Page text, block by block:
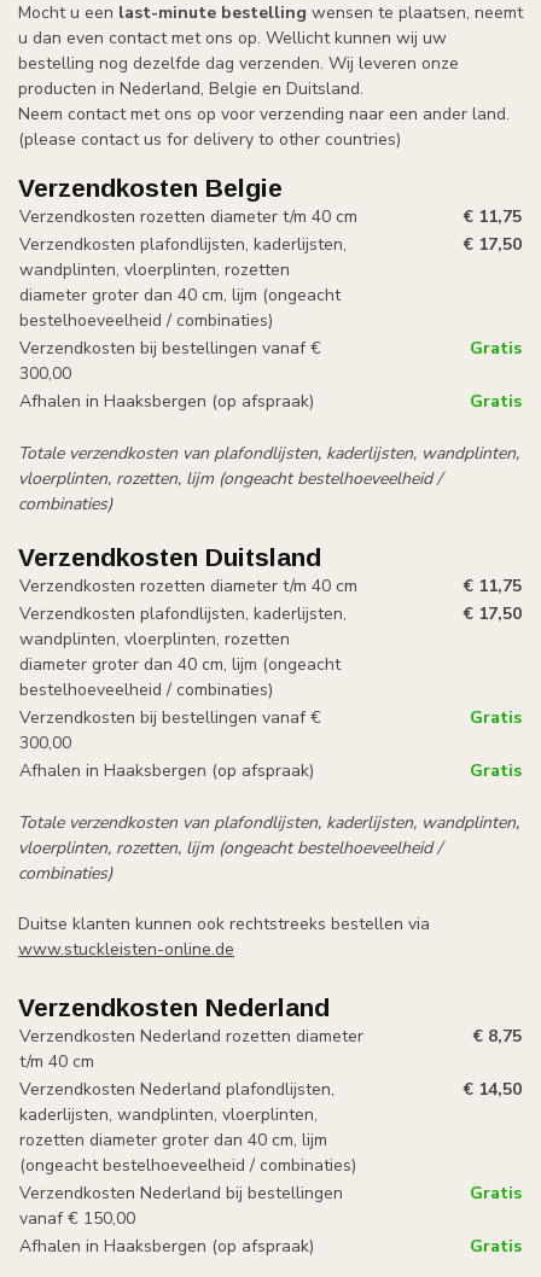
Mocht u een last-minute bestelling wensen te plaatsen, neemt
u dan even contact met ons op. Wellicht kunnen wij uw
bestelling nog dezelfde dag verzenden. Wij leveren onze
producten in Nederland, Belgie en Duitsland.
Neem contact met ons op voor verzending naar een ander land.
(please contact us for delivery to other countries)
Verzendkosten Belgie
Verzendkosten rozetten diameter t/m 40 cm
€ 11,75
Verzendkosten plafondlijsten, kaderlijsten,
wandplinten, vloerplinten, rozetten
diameter groter dan 40 cm, lijm (ongeacht
bestelhoeveelheid / combinaties)
€ 17,50
Verzendkosten bij bestellingen vanaf €
300,00
Gratis
Afhalen in Haaksbergen (op afspraak) Gratis
Totale verzendkosten van plafondlijsten, kaderlijsten, wandplinten,
vloerplinten, rozetten, lijm (ongeacht bestelhoeveelheid /
combinaties)
Verzendkosten Duitsland
Verzendkosten rozetten diameter t/m 40 cm
€ 11,75
Verzendkosten plafondlijsten, kaderlijsten,
wandplinten, vloerplinten, rozetten
diameter groter dan 40 cm, lijm (ongeacht
bestelhoeveelheid / combinaties)
€ 17,50
Verzendkosten bij bestellingen vanaf €
300,00
Gratis
Afhalen in Haaksbergen (op afspraak) Gratis
Totale verzendkosten van plafondlijsten, kaderlijsten, wandplinten,
vloerplinten, rozetten, lijm (ongeacht bestelhoeveelheid /
combinaties)
Duitse klanten kunnen ook rechtstreeks bestellen via
www.stuckleisten-online.de
Verzendkosten Nederland
Verzendkosten Nederland rozetten diameter
t/m 40 cm
€ 8,75
Verzendkosten Nederland plafondlijsten,
kaderlijsten, wandplinten, vloerplinten,
rozetten diameter groter dan 40 cm, lijm
(ongeacht bestelhoeveelheid / combinaties)
€ 14,50
Verzendkosten Nederland bij bestellingen
vanaf € 150,00
Gratis
Afhalen in Haaksbergen (op afspraak) Gratis